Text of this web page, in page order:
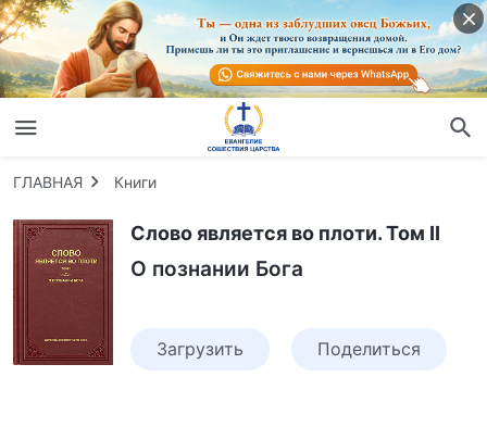
ГЛАВНАЯ Книги
Слово является во плоти. Том II
О познании Бога
Загрузить Поделиться